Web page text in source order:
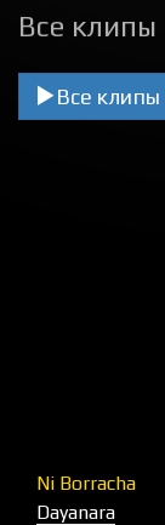
Все клипы
Все клипы
Ni Borracha
Dayanara